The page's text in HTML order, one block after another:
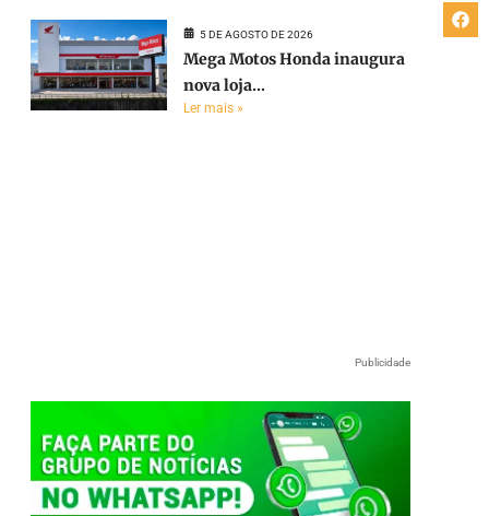
5 DE AGOSTO DE 2026
Mega Motos Honda inaugura
nova loja...
Ler mais »
Publicidade